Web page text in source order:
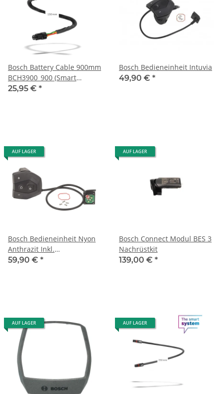
Bosch Battery Cable 900mm
BCH3900_900 (Smart
System)
25,95 € *
Bosch Bedieneinheit Intuvia
49,90 € *
AUF LAGER
Bosch Bedieneinheit Nyon
Anthrazit Inkl.
Verbindungskabel, Dichtung
59,90 € *
AUF LAGER
Bosch Connect Modul BES 3
Nachrüstkit
139,00 € *
AUF LAGER AUF LAGER